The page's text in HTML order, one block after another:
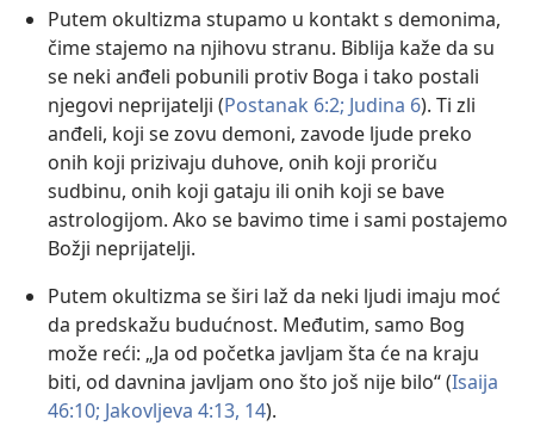
Putem okultizma stupamo u kontakt s demonima,
čime stajemo na njihovu stranu. Biblija kaže da su
se neki anđeli pobunili protiv Boga i tako postali
njegovi neprijatelji (Postanak 6:2; Judina 6). Ti zli
anđeli, koji se zovu demoni, zavode ljude preko
onih koji prizivaju duhove, onih koji proriču
sudbinu, onih koji gataju ili onih koji se bave
astrologijom. Ako se bavimo time i sami postajemo
Božji neprijatelji.
Putem okultizma se širi laž da neki ljudi imaju moć
da predskažu budućnost. Međutim, samo Bog
može reći: „Ja od početka javljam šta će na kraju
biti, od davnina javljam ono što još nije bilo“ (Isaija
46:10; Jakovljeva 4:13, 14).